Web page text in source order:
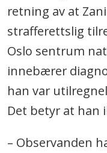
retning av at
strafferettslig
Oslo sentrum
innebærer
han var
Det betyr at han
– Observanden